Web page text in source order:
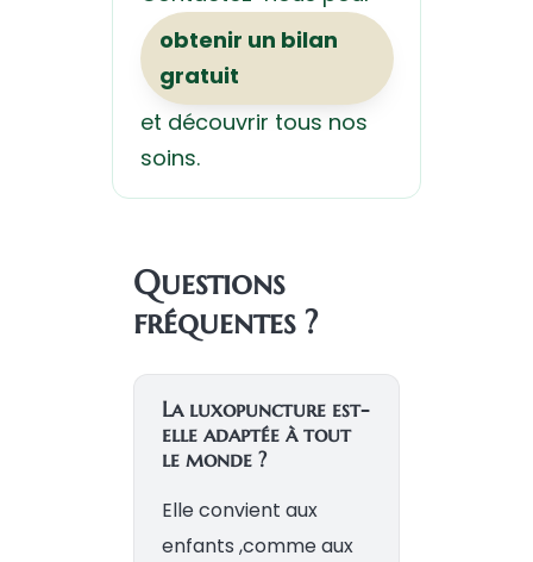
obtenir un bilan
gratuit
et découvrir tous nos
soins.
Questions
fréquentes ?
La luxopuncture est-
elle adaptée à tout
le monde ?
Elle convient aux
enfants ,comme aux